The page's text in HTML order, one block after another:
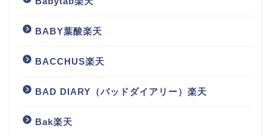
BABY葉酸楽天
BACCHUS楽天
BAD DIARY（バッドダイアリー）楽天
Bak楽天